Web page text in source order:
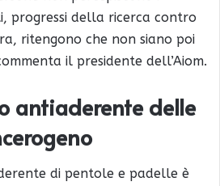
progressi della ricerca contro
ritengono che non siano poi
il presidente dell’Aiom.
antiaderente delle
di pentole e padelle è